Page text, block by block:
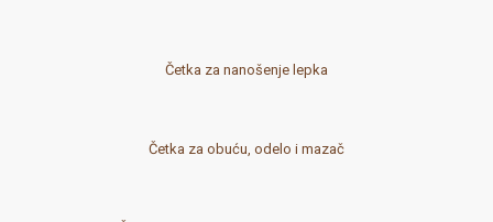
Četka za nanošenje lepka
Četka za obuću, odelo i mazač